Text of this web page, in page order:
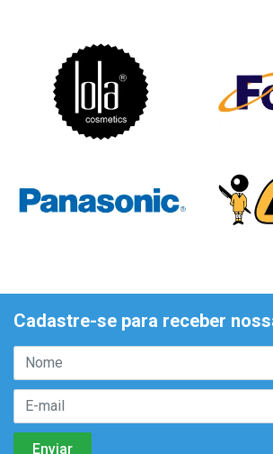
Cadastre-se para receber